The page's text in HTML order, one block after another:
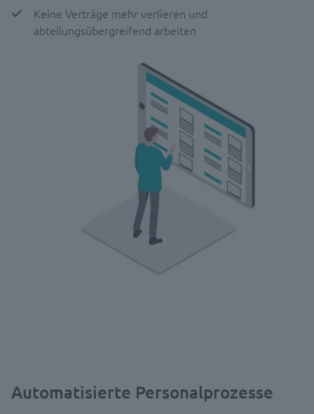
Keine Verträge mehr verlieren und
abteilungsübergreifend arbeiten
Automatisierte Personalprozesse